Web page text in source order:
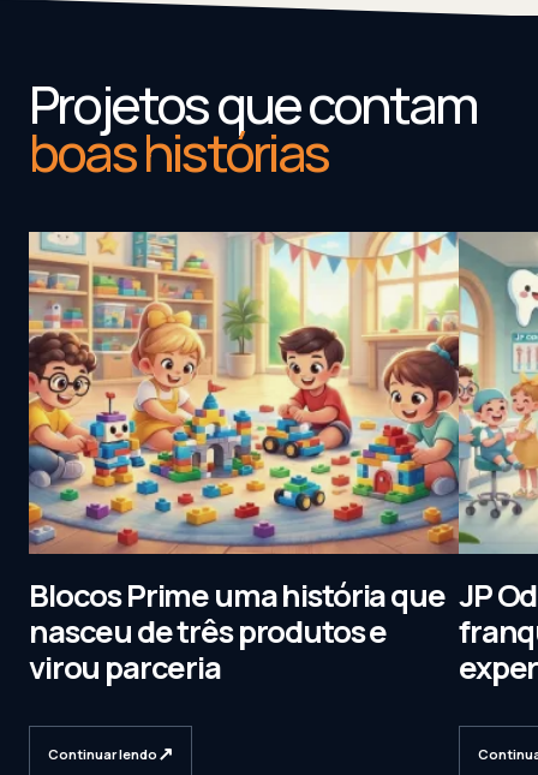
Projetos que contam
boas histórias
Blocos Prime uma história que
nasceu de três produtos e
virou parceria
Continuar lendo ↗
JP